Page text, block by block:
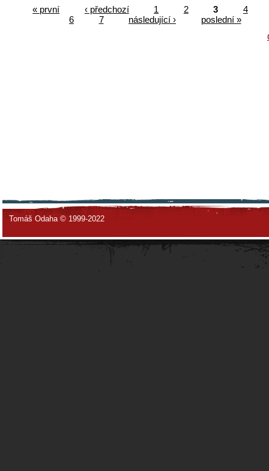
« první ‹ předchozí 1 2 3
4
6
7 následující ›
poslední »
Tomáš Odaha © 1999-2022